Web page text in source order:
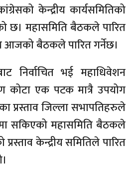
केन्द्रीय कार्यसमितिको
महासमिति बैठकले पारित
आजको बैठकले पारित गर्नेछ।
निर्वाचित भई महाधिवेशन
कोटा एक पटक मात्रै उपयोग
प्रस्ताव जिल्ला सभापतिहरुले
सकिएको महासमिति बैठकले
केन्द्रीय समितिले पारित